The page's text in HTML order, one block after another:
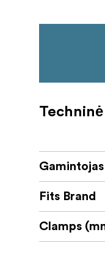
Gamintojas
Fits Brand
Clamps